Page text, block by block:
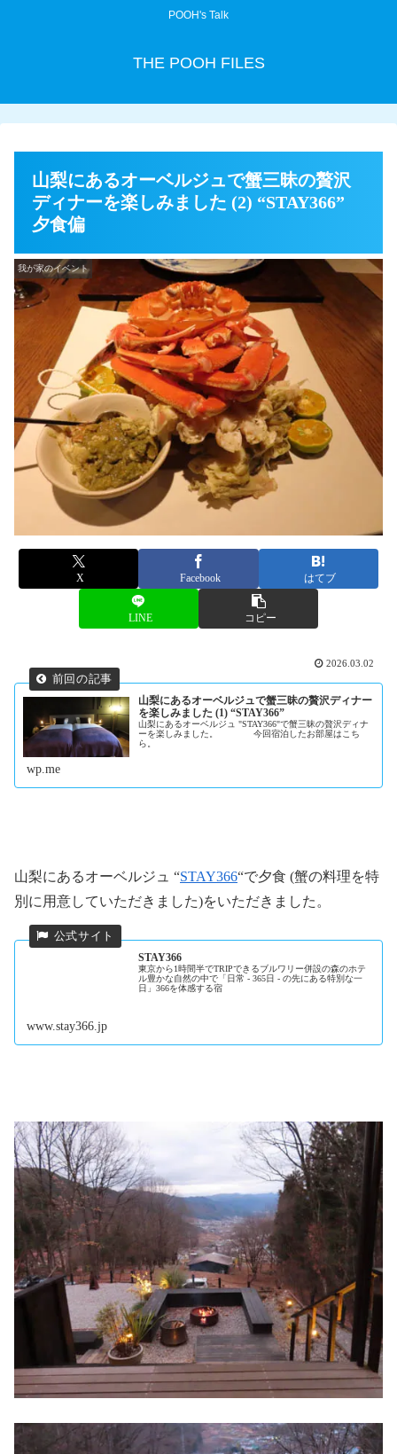
POOH's Talk
THE POOH FILES
山梨にあるオーベルジュで蟹三昧の贅沢
ディナーを楽しみました (2) “STAY366”
夕食偏
我が家のイベント
X Facebook はてブ
LINE コピー
2026.03.02
山梨にあるオーベルジュで蟹三昧の贅沢ディナー
を楽しみました (1) “STAY366”
山梨にあるオーベルジュ "STAY366"で蟹三昧の贅沢ディナ
ーを楽しみました。 今回宿泊したお部屋はこち
ら。
wp.me
山梨にあるオーベルジュ “STAY366“で夕食 (蟹の料理を特
別に用意していただきました)をいただきました。
STAY366
東京から1時間半でTRIPできるブルワリー併設の森のホテ
ル豊かな自然の中で「日常 - 365日 - の先にある特別な一
日」366を体感する宿
www.stay366.jp